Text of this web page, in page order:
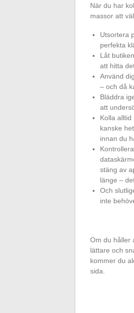
När du har
massor att
Utsortera
perfekta
Låt
att hitta
Använd
– och då
Bläddra
att
Kolla
kanske
innan du
stäng av
länge –
Och
inte
Om du håller
lättare och
kommer du
sida.